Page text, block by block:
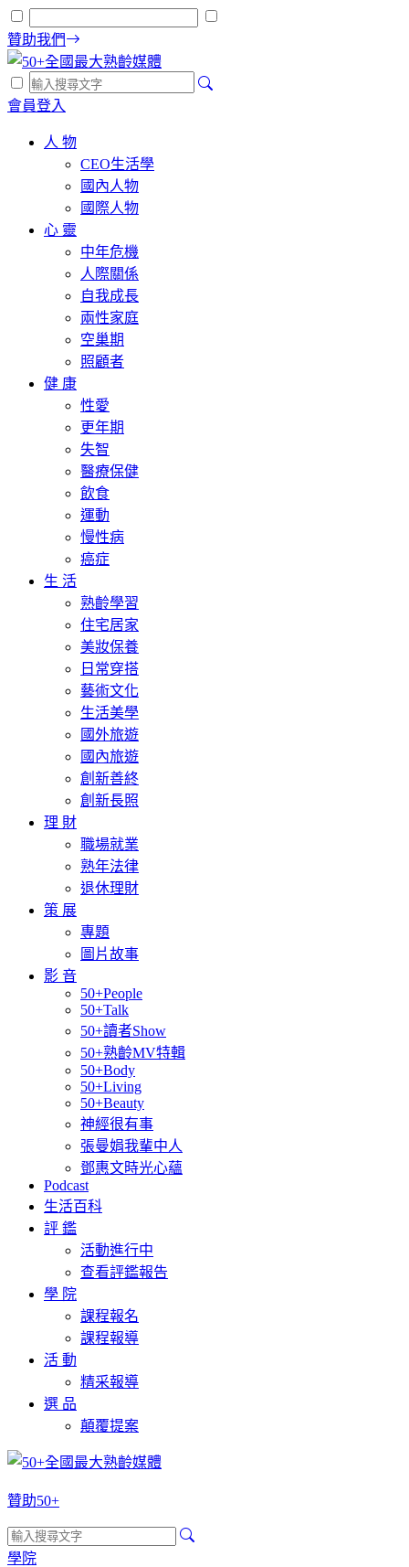
贊助我們
會員登入
人 物
CEO生活學
國內人物
國際人物
心 靈
中年危機
人際關係
自我成長
兩性家庭
空巢期
照顧者
健 康
性愛
更年期
失智
醫療保健
飲食
運動
慢性病
癌症
生 活
熟齡學習
住宅居家
美妝保養
日常穿搭
藝術文化
生活美學
國外旅遊
國內旅遊
創新善終
創新長照
理 財
職場就業
熟年法律
退休理財
策 展
專題
圖片故事
影 音
50+People
50+Talk
50+讀者Show
50+熟齡MV特輯
50+Body
50+Living
50+Beauty
神經很有事
張曼娟我輩中人
鄧惠文時光心蘊
Podcast
生活百科
評 鑑
活動進行中
查看評鑑報告
學 院
課程報名
課程報導
活 動
精采報導
選 品
顛覆提案
贊助50+
學院